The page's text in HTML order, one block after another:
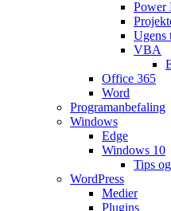
Power
Ugens
VBA
Office 365
Word
Programanbefaling
Windows
Edge
Windows 10
Tips
WordPress
Medier
Plugins